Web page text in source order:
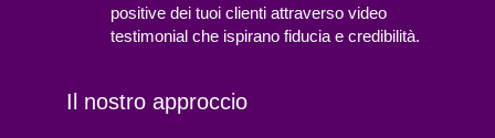
positive dei tuoi clienti attraverso video
testimonial che ispirano fiducia e credibilità.
Il nostro approccio